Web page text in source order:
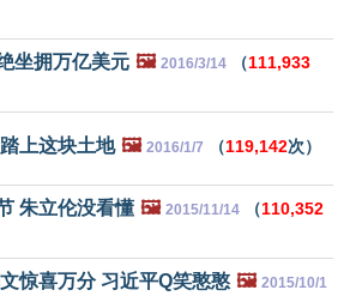
坐拥万亿美元 🖼️ 2016/3/14 （111,933
上这块土地 🖼️ 2016/1/7 （119,142次）
朱立伦没看懂 🖼️ 2015/11/14 （110,352
惊喜万分 习近平Q笑憨憨 🖼️ 2015/10/1